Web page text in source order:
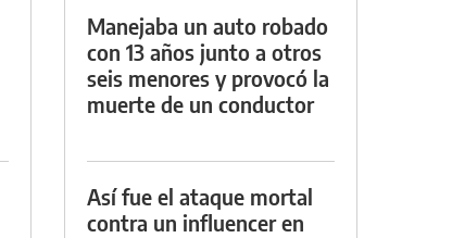
Manejaba un auto robado
con 13 años junto a otros
seis menores y provocó la
muerte de un conductor
Así fue el ataque mortal
contra un influencer en